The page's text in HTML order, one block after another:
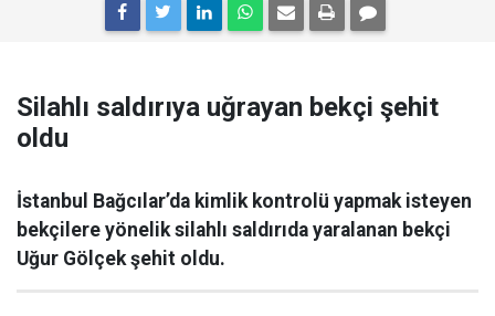
Silahlı saldırıya uğrayan bekçi şehit
oldu
İstanbul Bağcılar’da kimlik kontrolü yapmak isteyen
bekçilere yönelik silahlı saldırıda yaralanan bekçi
Uğur Gölçek şehit oldu.